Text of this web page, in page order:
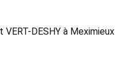
DESHY à Meximieux